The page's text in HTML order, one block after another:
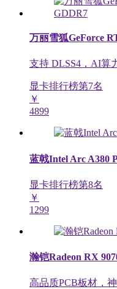
万丽雪狐GeForce
支持 DLSS4，AI算
显卡排行榜第7名
￥
4899
蓝戟Intel Arc A380
显卡排行榜第8名
￥
1299
瀚铠Radeon RX
高品质PCB板材，